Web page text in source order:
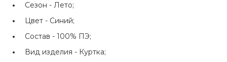
Сезон - Лето;
Цвет - Синий;
Состав - 100% ПЭ;
Вид изделия - Куртка;